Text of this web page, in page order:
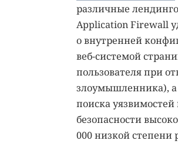
различные
Application Firewall
о внутренней
веб-системой
пользователя при
злоумышленника), а
поиска
безопасности
000 низкой степени